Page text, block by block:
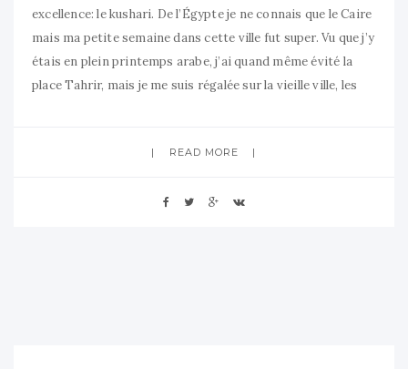
excellence: le kushari. De l’Égypte je ne connais que le Caire
mais ma petite semaine dans cette ville fut super. Vu que j’y
étais en plein printemps arabe, j’ai quand même évité la
place Tahrir, mais je me suis régalée sur la vieille ville, les
READ MORE